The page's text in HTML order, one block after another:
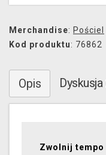
Merchandise: Pościel
Kod produktu: 76862
Opis
Zwolnij tempo